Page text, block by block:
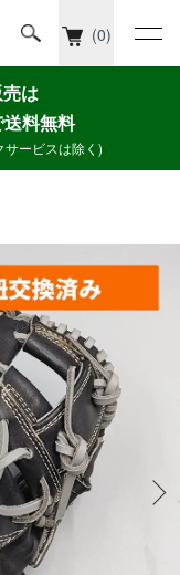
(0)
は
料無料
ービスは除く)